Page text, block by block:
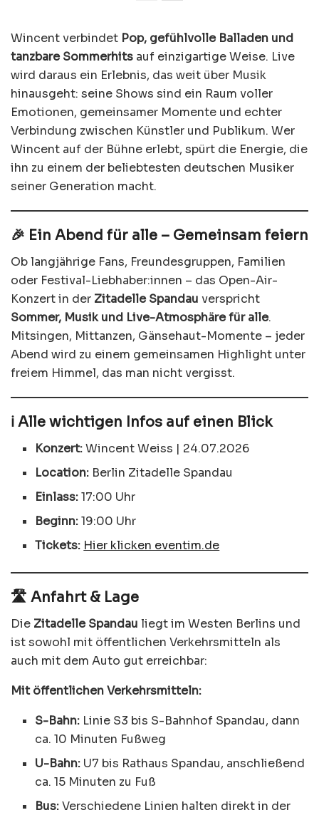
Wincent verbindet Pop, gefühlvolle Balladen und
tanzbare Sommerhits auf einzigartige Weise. Live
wird daraus ein Erlebnis, das weit über Musik
hinausgeht: seine Shows sind ein Raum voller
Emotionen, gemeinsamer Momente und echter
Verbindung zwischen Künstler und Publikum. Wer
Wincent auf der Bühne erlebt, spürt die Energie, die
ihn zu einem der beliebtesten deutschen Musiker
seiner Generation macht.
🎉 Ein Abend für alle – Gemeinsam feiern
Ob langjährige Fans, Freundesgruppen, Familien
oder Festival-Liebhaber:innen – das Open-Air-
Konzert in der Zitadelle Spandau verspricht
Sommer, Musik und Live-Atmosphäre für alle.
Mitsingen, Mittanzen, Gänsehaut-Momente – jeder
Abend wird zu einem gemeinsamen Highlight unter
freiem Himmel, das man nicht vergisst.
ℹ️ Alle wichtigen Infos auf einen Blick
Konzert:Wincent Weiss | 24.07.2026
Location: Berlin Zitadelle Spandau
Einlass:17:00 Uhr
Beginn:19:00 Uhr
Tickets: Hier klicken eventim.de
🛣️ Anfahrt & Lage
Die Zitadelle Spandau liegt im Westen Berlins und
ist sowohl mit öffentlichen Verkehrsmitteln als
auch mit dem Auto gut erreichbar:
Mit öffentlichen Verkehrsmitteln:
S-Bahn: Linie S3 bis S-Bahnhof Spandau, dann
ca. 10 Minuten Fußweg
U-Bahn: U7 bis Rathaus Spandau, anschließend
ca. 15 Minuten zu Fuß
Bus:Verschiedene Linien halten direkt in der